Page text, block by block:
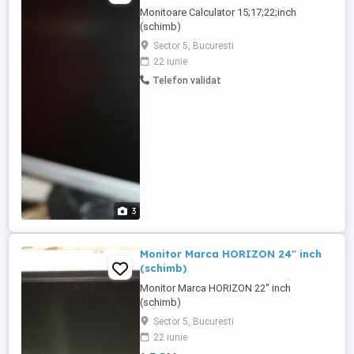
3
Monitoare Calculator 15;17;22;inch
(schimb)
Sector 5, Bucuresti
22 iunie
Telefon validat
Monitor Marca HORIZON 24'' inch
(schimb)
Monitor Marca HORIZON 22'' inch
(schimb)
Sector 5, Bucuresti
22 iunie